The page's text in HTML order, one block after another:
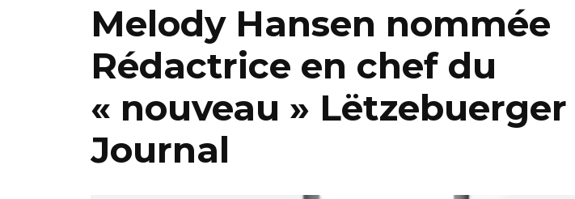
Melody Hansen nommée
Rédactrice en chef du
« nouveau » Lëtzebuerger
Journal